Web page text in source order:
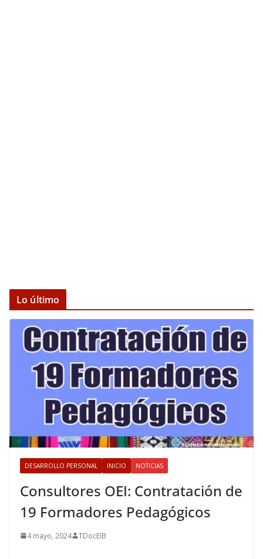
Lo último
DESARROLLO PERSONAL INICIO NOTICIAS
Consultores OEI: Contratación de
19 Formadores Pedagógicos
4 mayo, 2024 TDocEIB